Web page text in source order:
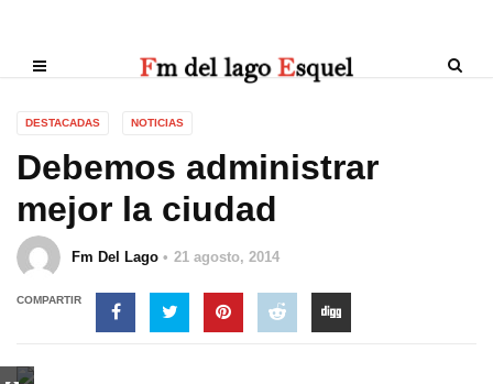
DESTACADAS NOTICIAS
Debemos administrar
mejor la ciudad
Fm Del Lago 21 agosto, 2014
COMPARTIR